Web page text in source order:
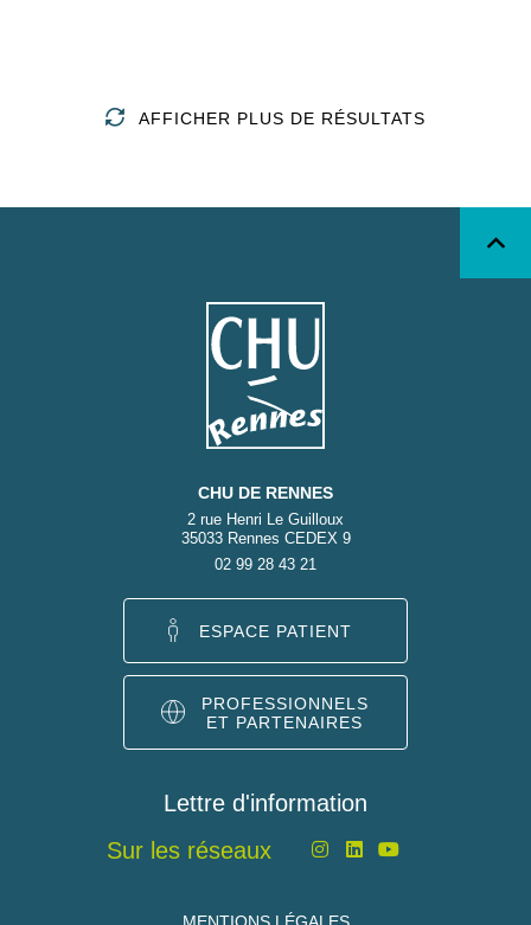
AFFICHER PLUS DE RÉSULTATS
CHU DE RENNES
2 rue Henri Le Guilloux
35033 Rennes CEDEX 9
02 99 28 43 21
ESPACE PATIENT
PROFESSIONNELS
ET PARTENAIRES
Lettre d'information
Sur les réseaux